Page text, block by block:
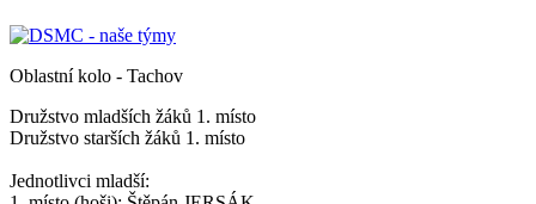
Oblastní kolo - Tachov
Družstvo mladších žáků 1. místo
Družstvo starších žáků 1. místo
Jednotlivci mladší: